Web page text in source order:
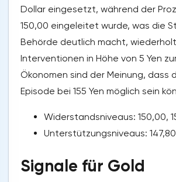
Dollar eingesetzt, während der
150,00 eingeleitet wurde, was die
Behörde deutlich macht,
Interventionen in Höhe von 5 Yen
Ökonomen sind der Meinung, dass
Episode bei 155 Yen möglich sein
Widerstandsniveaus: 150,00,
Unterstützungsniveaus:
Signale für Gold